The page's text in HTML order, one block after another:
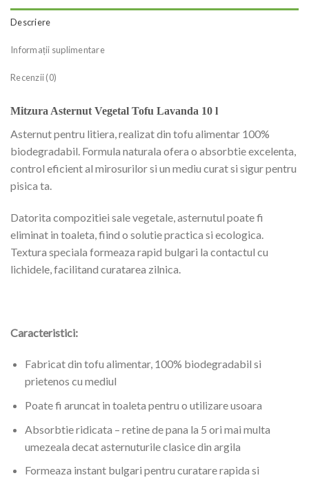
Descriere
Informații suplimentare
Recenzii (0)
Mitzura Asternut Vegetal Tofu Lavanda 10 l
Asternut pentru litiera, realizat din tofu alimentar 100%
biodegradabil. Formula naturala ofera o absorbtie excelenta,
control eficient al mirosurilor si un mediu curat si sigur pentru
pisica ta.
Datorita compozitiei sale vegetale, asternutul poate fi
eliminat in toaleta, fiind o solutie practica si ecologica.
Textura speciala formeaza rapid bulgari la contactul cu
lichidele, facilitand curatarea zilnica.
Caracteristici:
Fabricat din tofu alimentar, 100% biodegradabil si
prietenos cu mediul
Poate fi aruncat in toaleta pentru o utilizare usoara
Absorbtie ridicata – retine de pana la 5 ori mai multa
umezeala decat asternuturile clasice din argila
Formeaza instant bulgari pentru curatare rapida si